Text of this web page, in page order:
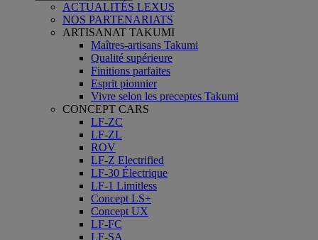
ACTUALITÉS LEXUS
NOS PARTENARIATS
ARTISANAT TAKUMI
Maîtres-artisans Takumi
Qualité supérieure
Finitions parfaites
Esprit pionnier
Vivre selon les preceptes Takumi
CONCEPT CARS
LF-ZC
LF-ZL
ROV
LF-Z Electrified
LF-30 Électrique
LF-1 Limitless
Concept LS+
Concept UX
LF-FC
LF-SA